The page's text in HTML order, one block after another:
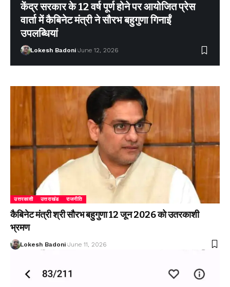
केंद्र सरकार के 12 वर्ष पूर्ण होने पर आयोजित प्रेस
वार्ता में कैबिनेट मंत्री ने सौरभ बहुगुणा गिनाईं
उपलब्धियां
Lokesh Badoni June 12, 2026
उत्तरकाशी उत्तराखंड राजनीति
कैबिनेट मंत्री श्री सौरभ बहुगुणा 12 जून 2026 को उतरकाशी
भ्रमण
Lokesh Badoni June 11, 2026